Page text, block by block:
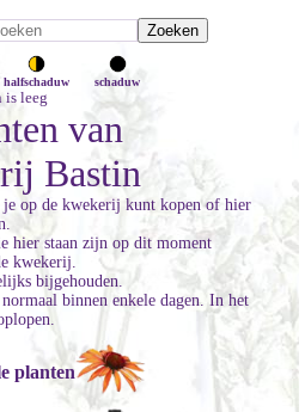
halfschaduw schaduw
is leeg
van
Bastin
je op de kwekerij kunt kopen of hier
hier staan zijn op dit moment
kwekerij.
bijgehouden.
binnen enkele dagen. In het
planten